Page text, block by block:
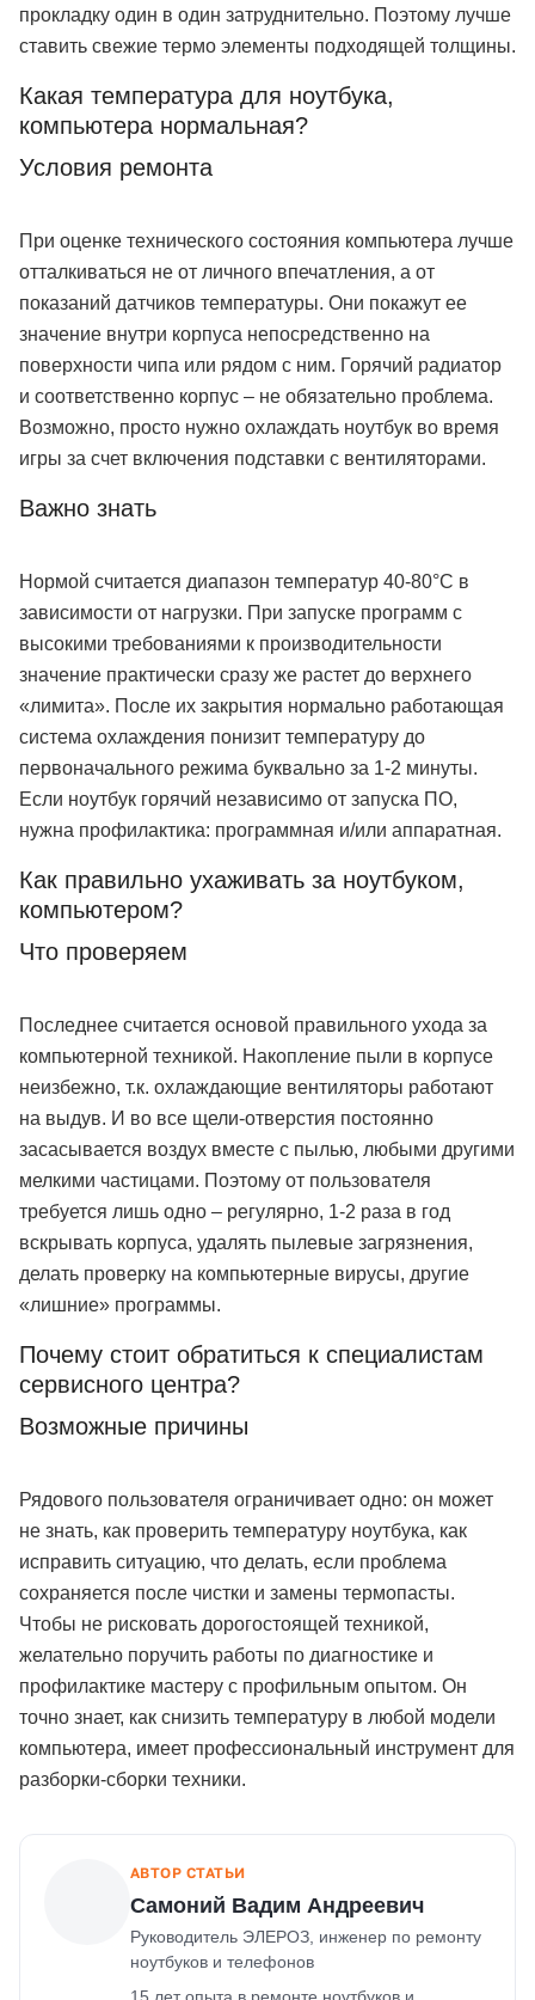
прокладку один в один затруднительно. Поэтому лучше
ставить свежие термо элементы подходящей толщины.
Какая температура для ноутбука,
компьютера нормальная?
Условия ремонта
При оценке технического состояния компьютера лучше
отталкиваться не от личного впечатления, а от
показаний датчиков температуры. Они покажут ее
значение внутри корпуса непосредственно на
поверхности чипа или рядом с ним. Горячий радиатор
и соответственно корпус – не обязательно проблема.
Возможно, просто нужно охлаждать ноутбук во время
игры за счет включения подставки с вентиляторами.
Важно знать
Нормой считается диапазон температур 40-80°C в
зависимости от нагрузки. При запуске программ с
высокими требованиями к производительности
значение практически сразу же растет до верхнего
«лимита». После их закрытия нормально работающая
система охлаждения понизит температуру до
первоначального режима буквально за 1-2 минуты.
Если ноутбук горячий независимо от запуска ПО,
нужна профилактика: программная и/или аппаратная.
Как правильно ухаживать за ноутбуком,
компьютером?
Что проверяем
Последнее считается основой правильного ухода за
компьютерной техникой. Накопление пыли в корпусе
неизбежно, т.к. охлаждающие вентиляторы работают
на выдув. И во все щели-отверстия постоянно
засасывается воздух вместе с пылью, любыми другими
мелкими частицами. Поэтому от пользователя
требуется лишь одно – регулярно, 1-2 раза в год
вскрывать корпуса, удалять пылевые загрязнения,
делать проверку на компьютерные вирусы, другие
«лишние» программы.
Почему стоит обратиться к специалистам
сервисного центра?
Возможные причины
Рядового пользователя ограничивает одно: он может
не знать, как проверить температуру ноутбука, как
исправить ситуацию, что делать, если проблема
сохраняется после чистки и замены термопасты.
Чтобы не рисковать дорогостоящей техникой,
желательно поручить работы по диагностике и
профилактике мастеру с профильным опытом. Он
точно знает, как снизить температуру в любой модели
компьютера, имеет профессиональный инструмент для
разборки-сборки техники.
АВТОР СТАТЬИ
Самоний Вадим Андреевич
Руководитель ЭЛЕРОЗ, инженер по ремонту
ноутбуков и телефонов
15 лет опыта в ремонте ноутбуков и